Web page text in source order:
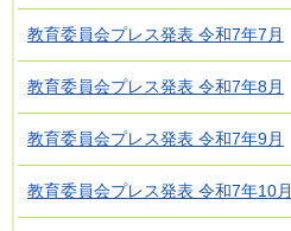
教育委員会プレス発表 令和7年7月
教育委員会プレス発表 令和7年8月
教育委員会プレス発表 令和7年9月
教育委員会プレス発表 令和7年10月